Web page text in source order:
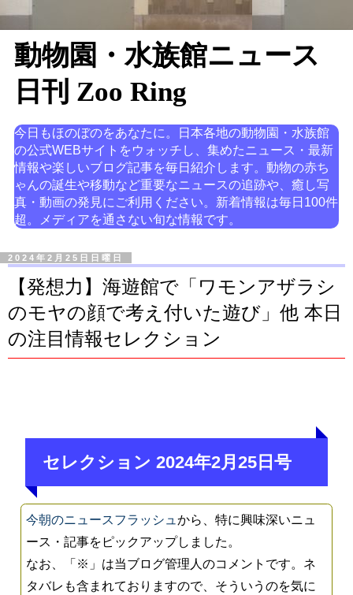
動物園・水族館ニュース
日刊 Zoo Ring
今日もほのぼのをあなたに。日本各地の動物園・水族館
の公式WEBサイトをウォッチし、集めたニュース・最新
情報や楽しいブログ記事を毎日紹介します。動物の赤ち
ゃんの誕生や移動など重要なニュースの追跡や、癒し写
真・動画の発見にご利用ください。新着情報は毎日100件
超。メディアを通さない旬な情報です。
2024年2月25日日曜日
【発想力】海遊館で「ワモンアザラシ
のモヤの顔で考え付いた遊び」他 本日
の注目情報セレクション
セレクション 2024年2月25日号
今朝のニュースフラッシュから、特に興味深いニュ
ース・記事をピックアップしました。
なお、「※」は当ブログ管理人のコメントです。ネ
タバレも含まれておりますので、そういうのを気に